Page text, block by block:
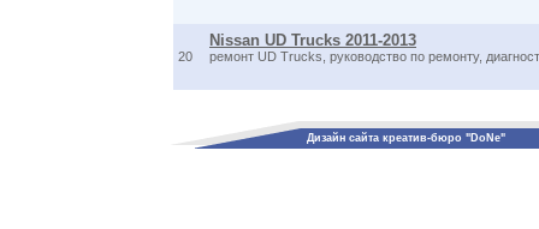
20
Nissan UD Trucks 2011-2013
ремонт UD Trucks, руководство по ремонту,
Дизайн сайта креатив-бюро "DoNe"